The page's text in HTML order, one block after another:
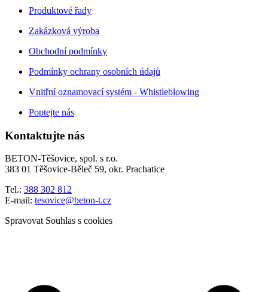
Produktové řady
Zakázková výroba
Obchodní podmínky
Podmínky ochrany osobních údajů
Vnitřní oznamovací systém - Whistleblowing
Poptejte nás
Kontaktujte nás
BETON-Těšovice, spol. s r.o.
383 01 Těšovice-Běleč 59, okr. Prachatice
Tel.: 388 302 812
E-mail: tesovice@beton-t.cz
Spravovat Souhlas s cookies